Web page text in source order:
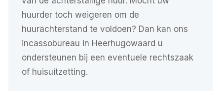
huurder toch weigeren om de
huurachterstand te voldoen? Dan kan ons
incassobureau in Heerhugowaard u
ondersteunen bij een eventuele rechtszaak
of huisuitzetting.